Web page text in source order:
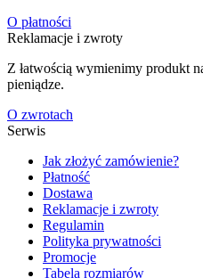
O płatności
Reklamacje i zwroty
Z łatwością wymienimy produkt
pieniądze.
O zwrotach
Serwis
Jak złożyć zamówienie?
Płatność
Dostawa
Reklamacje i zwroty
Regulamin
Polityka prywatności
Promocje
Tabela rozmiarów